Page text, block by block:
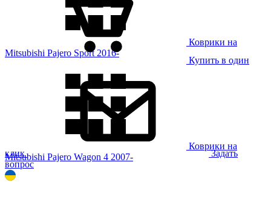
Коврики на
Mitsubishi Pajero Sport 2016-
Коврики на
Mitsubishi Pajero Wagon 4 2007-
Купить в один
клик
Задать
вопрос